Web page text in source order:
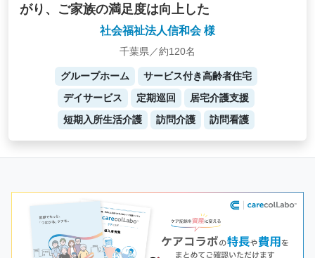
がり、ご家族の満足度は向上した
社会福祉法人信和会 様
千葉県／約120名
グループホーム
サービス付き高齢者住宅
デイサービス
定期巡回
居宅介護支援
短期入所生活介護
訪問介護 訪問看護